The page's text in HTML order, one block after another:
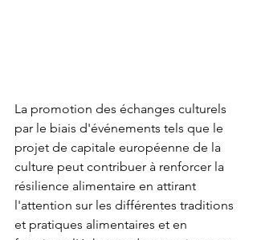
La promotion des échanges culturels
par le biais d'événements tels que le
projet de capitale européenne de la
culture peut contribuer à renforcer la
résilience alimentaire en attirant
l'attention sur les différentes traditions
et pratiques alimentaires et en